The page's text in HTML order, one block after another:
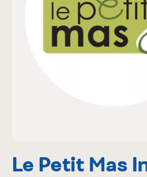
Restaurants
Institutions
Le Petit Mas